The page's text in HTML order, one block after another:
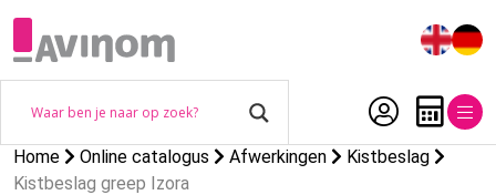
Home Online catalogus Afwerkingen
Kistbeslag
Kistbeslag greep Izora